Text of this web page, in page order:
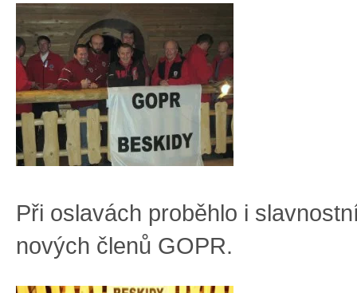
Při oslavách proběhlo i
nových členů GOPR.